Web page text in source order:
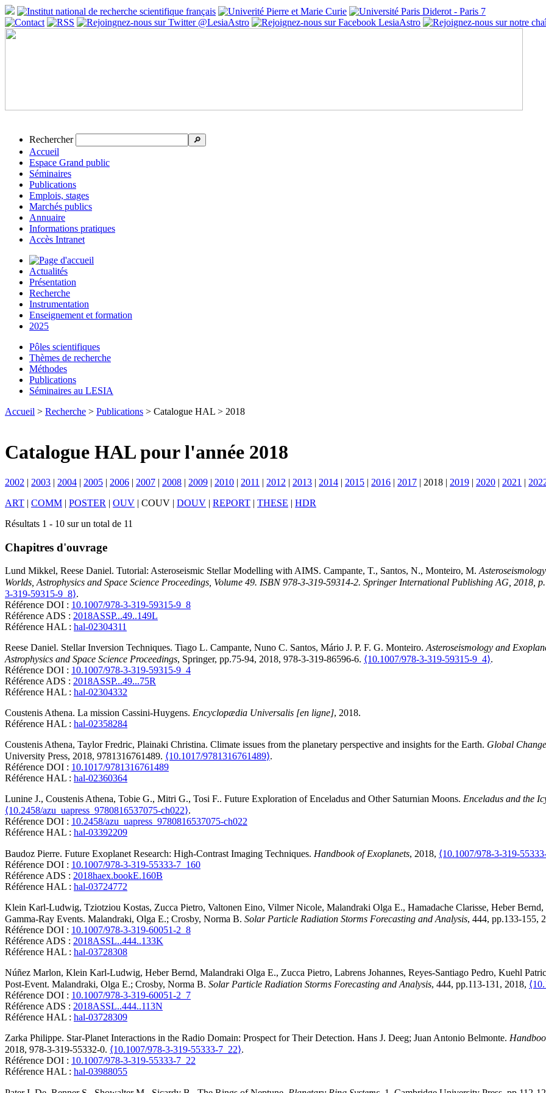
Rechercher 🔎
Accueil
Espace Grand public
Séminaires
Publications
Emplois, stages
Marchés publics
Annuaire
Informations pratiques
Accès Intranet
Actualités
Présentation
Recherche
Instrumentation
Enseignement et formation
2025
Pôles scientifiques
Thèmes de recherche
Méthodes
Publications
Séminaires au LESIA
Accueil > Recherche > Publications > Catalogue HAL > 2018
Catalogue HAL pour l'année 2018
2002 | 2003 | 2004 | 2005 | 2006 | 2007 | 2008 | 2009 | 2010 | 2011 | 2012 | 2013 | 2014 | 2015 | 2016 | 2017 | 2018 | 2019 | 2020 | 2021 |
ART | COMM | POSTER | OUV | COUV | DOUV | REPORT | THESE | HDR
Résultats 1 - 10 sur un total de 11
Chapitres d'ouvrage
Lund Mikkel, Reese Daniel. Tutorial: Asteroseismic Stellar Modelling with AIMS. Campante, T., Santos, N., Monteiro, M.
Worlds, Astrophysics and Space Science Proceedings, Volume 49. ISBN 978-3-319-59314-2. Springer International Publishing AG, 2018,
3-319-59315-9_8⟩.
Référence DOI : 10.1007/978-3-319-59315-9_8
Référence ADS : 2018ASSP...49..149L
Référence HAL : hal-02304311
Reese Daniel. Stellar Inversion Techniques. Tiago L. Campante, Nuno C. Santos, Mário J. P. F. G. Monteiro. Asteroseismology and
Astrophysics and Space Science Proceedings, Springer, pp.75-94, 2018, 978-3-319-86596-6. ⟨10.1007/978-3-319-59315-9_4⟩.
Référence DOI : 10.1007/978-3-319-59315-9_4
Référence ADS : 2018ASSP...49...75R
Référence HAL : hal-02304332
Coustenis Athena. La mission Cassini-Huygens. Encyclopædia Universalis [en ligne], 2018.
Référence HAL : hal-02358284
Coustenis Athena, Taylor Fredric, Plainaki Christina. Climate issues from the planetary perspective and insights for the Earth. Global
University Press, 2018, 9781316761489. ⟨10.1017/9781316761489⟩.
Référence DOI : 10.1017/9781316761489
Référence HAL : hal-02360364
Lunine J., Coustenis Athena, Tobie G., Mitri G., Tosi F.. Future Exploration of Enceladus and Other Saturnian Moons. Enceladus and the
⟨10.2458/azu_uapress_9780816537075-ch022⟩.
Référence DOI : 10.2458/azu_uapress_9780816537075-ch022
Référence HAL : hal-03392209
Baudoz Pierre. Future Exoplanet Research: High-Contrast Imaging Techniques. Handbook of Exoplanets, 2018, ⟨10.1007/978-3-319-
Référence DOI : 10.1007/978-3-319-55333-7_160
Référence ADS : 2018haex.bookE.160B
Référence HAL : hal-03724772
Klein Karl-Ludwig, Tziotziou Kostas, Zucca Pietro, Valtonen Eino, Vilmer Nicole, Malandraki Olga E., Hamadache Clarisse, Heber Bernd,
Gamma-Ray Events. Malandraki, Olga E.; Crosby, Norma B. Solar Particle Radiation Storms Forecasting and Analysis, 444, pp.133-155,
Référence DOI : 10.1007/978-3-319-60051-2_8
Référence ADS : 2018ASSL..444..133K
Référence HAL : hal-03728308
Núñez Marlon, Klein Karl-Ludwig, Heber Bernd, Malandraki Olga E., Zucca Pietro, Labrens Johannes, Reyes-Santiago Pedro, Kuehl
Post-Event. Malandraki, Olga E.; Crosby, Norma B. Solar Particle Radiation Storms Forecasting and Analysis, 444, pp.113-131, 2018,
Référence DOI : 10.1007/978-3-319-60051-2_7
Référence ADS : 2018ASSL..444..113N
Référence HAL : hal-03728309
Zarka Philippe. Star-Planet Interactions in the Radio Domain: Prospect for Their Detection. Hans J. Deeg; Juan Antonio Belmonte.
2018, 978-3-319-55332-0. ⟨10.1007/978-3-319-55333-7_22⟩.
Référence DOI : 10.1007/978-3-319-55333-7_22
Référence HAL : hal-03988055